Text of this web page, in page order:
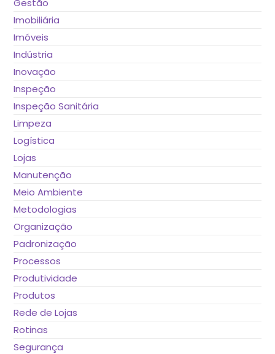
Gestão
Imobiliária
Imóveis
Indústria
Inovação
Inspeção
Inspeção Sanitária
Limpeza
Logística
Lojas
Manutenção
Meio Ambiente
Metodologias
Organização
Padronização
Processos
Produtividade
Produtos
Rede de Lojas
Rotinas
Segurança